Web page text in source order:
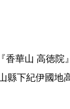
華山 高徳院
縣下紀伊國地